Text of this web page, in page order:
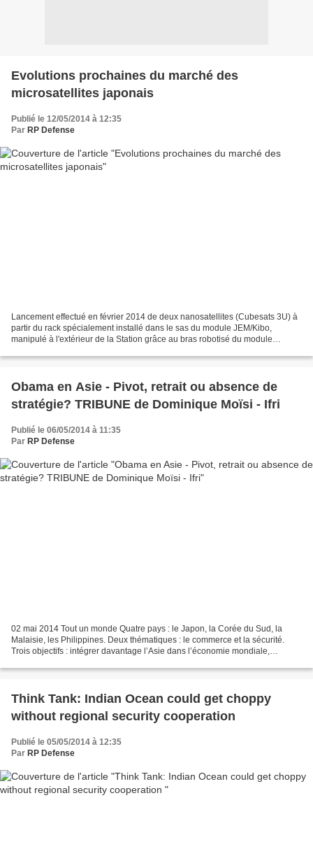
Evolutions prochaines du marché des
microsatellites japonais
Publié le 12/05/2014 à 12:35
Par RP Defense
Lancement effectué en février 2014 de deux nanosatellites (Cubesats 3U) à
partir du rack spécialement installé dans le sas du module JEM/Kibo,
manipulé à l'extérieur de la Station grâce au bras robotisé du module
Obama en Asie - Pivot, retrait ou absence de
stratégie? TRIBUNE de Dominique Moïsi - Ifri
Publié le 06/05/2014 à 11:35
Par RP Defense
02 mai 2014 Tout un monde Quatre pays : le Japon, la Corée du Sud, la
Malaisie, les Philippines. Deux thématiques : le commerce et la sécurité.
Trois objectifs : intégrer davantage l’Asie dans l’économie mondiale,
Think Tank: Indian Ocean could get choppy
without regional security cooperation
Publié le 05/05/2014 à 12:35
Par RP Defense